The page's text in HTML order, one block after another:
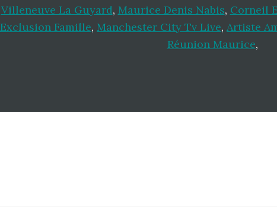
Villeneuve La Guyard, Maurice Denis Nabis, Corneil
Exclusion Famille, Manchester City Tv Live, Artiste
Réunion Maurice,